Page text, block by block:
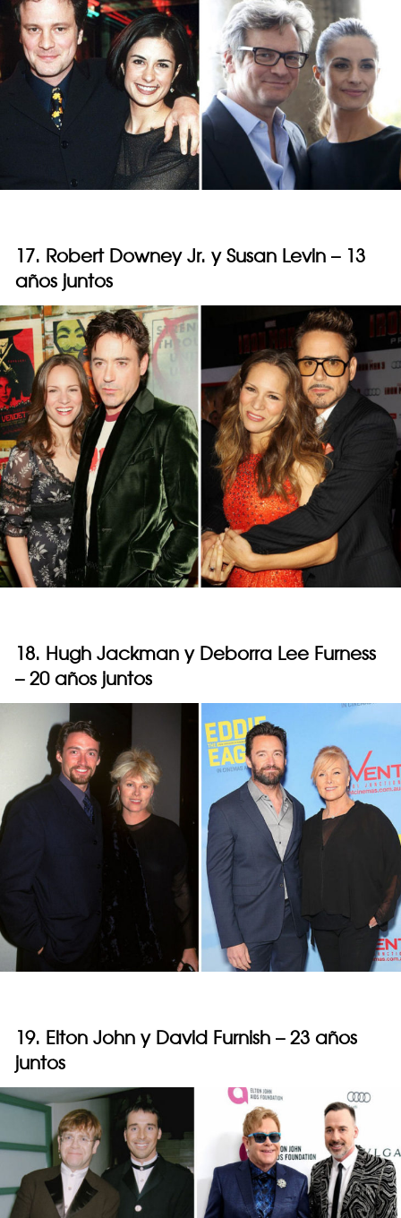
17. Robert Downey Jr. y Susan Levin – 13
años juntos
18. Hugh Jackman y Deborra Lee Furness
– 20 años juntos
19. Elton John y David Furnish – 23 años
juntos